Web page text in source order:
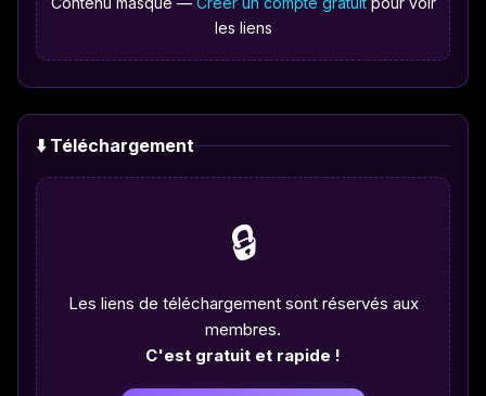
les liens
⬇️ Téléchargement
🔒
Les liens de téléchargement sont réservés aux
membres.
C'est gratuit et rapide !